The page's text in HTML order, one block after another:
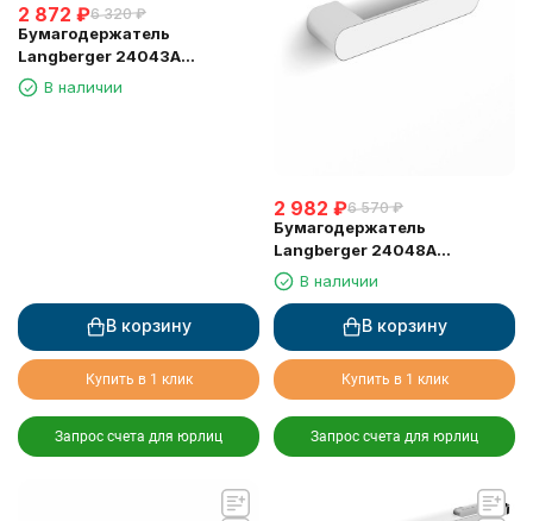
2 872 ₽6 320 ₽
Бумагодержатель
Langberger 24043A
туалетной бумаги без
крышки квадратный
В наличии
В корзину
Купить в 1 клик
Запрос счета для юрлиц
2 982 ₽6 570 ₽
Бумагодержатель
Langberger 24048A
туалетной бумаги без
крышки квадратный
В наличии
В корзину
Купить в 1 клик
Запрос счета для юрлиц